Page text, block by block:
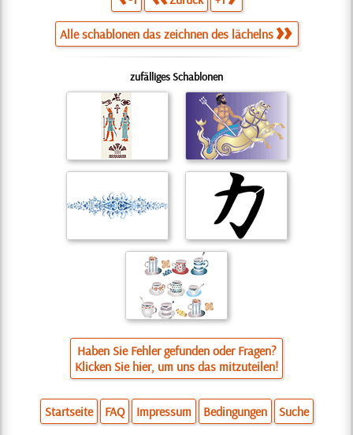
Alle schablonen das zeichnen des lächelns
zufälliges Schablonen
Haben Sie Fehler gefunden oder Fragen?
Klicken Sie hier, um uns das mitzuteilen!
Startseite FAQ Impressum Bedingungen Suche